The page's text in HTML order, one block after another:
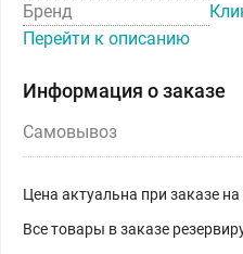
Бренд
Перейти к описанию
Информация о заказе
Самовывоз
Цена актуальна при заказе на
Все товары в заказе